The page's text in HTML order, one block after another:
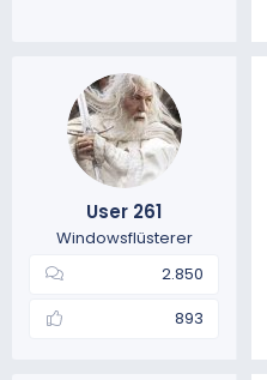
User 261
Windowsflüsterer
2.850
893